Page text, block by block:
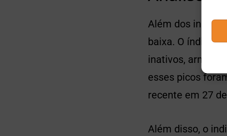
Além dos
baixa. O índice
inativos,
esses picos
recente em 27
Além disso, o